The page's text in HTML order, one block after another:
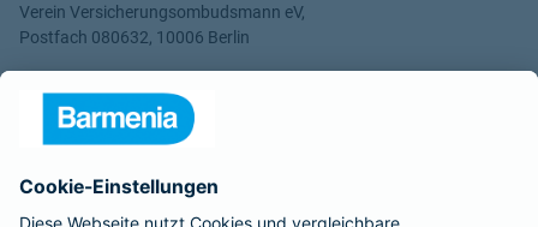
Verein Versicherungsombudsmann eV,
Postfach 080632, 10006 Berlin
Ombudsmann für private Kranken- / Pflege-Versicherungen,
Postfach 060222, 10052 Berlin
Impressum